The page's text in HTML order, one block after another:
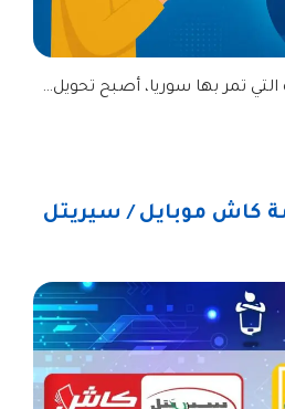
تمر بها سوريا، أصبح تحويل…
كاش موبايل / سيريتل